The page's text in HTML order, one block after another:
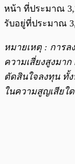
หน้า ที่ประมาณ
รับอยู่ที่ประมาณ
หมายเหตุ : การล
ความเสี่ยงสูงมา
ตัดสินใจลงทุน ทั้
ในความสูญเสียใ